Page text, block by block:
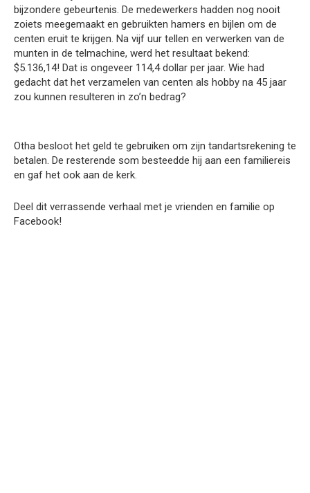
bijzondere gebeurtenis. De medewerkers hadden nog nooit
zoiets meegemaakt en gebruikten hamers en bijlen om de
centen eruit te krijgen. Na vijf uur tellen en verwerken van de
munten in de telmachine, werd het resultaat bekend:
$5.136,14! Dat is ongeveer 114,4 dollar per jaar. Wie had
gedacht dat het verzamelen van centen als hobby na 45 jaar
zou kunnen resulteren in zo’n bedrag?
Otha besloot het geld te gebruiken om zijn tandartsrekening te
betalen. De resterende som besteedde hij aan een familiereis
en gaf het ook aan de kerk.
Deel dit verrassende verhaal met je vrienden en familie op
Facebook!